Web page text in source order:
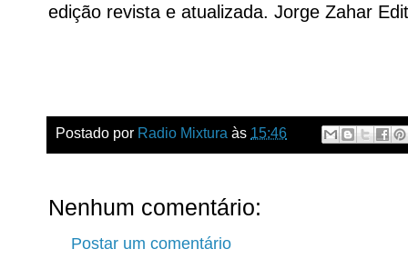
edição revista e atualizada. Jorge Zahar
Postado por Radio Mixtura às 15:46
Nenhum comentário:
Postar um comentário